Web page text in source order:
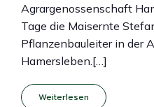
Agrargenossenschaft
Tage die Maisernte
Pflanzenbauleiter in der
Hamersleben.[…]
Weiterlesen